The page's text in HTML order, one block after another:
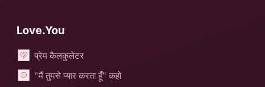
Love.You
प्रेम कैलकुलेटर
"मैं तुमसे प्यार करता हूँ" कहो